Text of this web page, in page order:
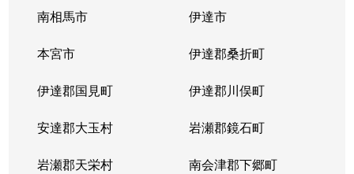
南相馬市 伊達市
本宮市 伊達郡桑折町
伊達郡国見町 伊達郡川俣町
安達郡大玉村 岩瀬郡鏡石町
岩瀬郡天栄村 南会津郡下郷町